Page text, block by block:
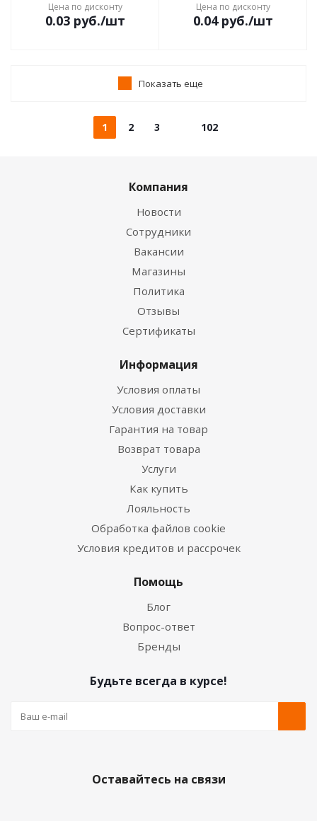
Цена по дисконту
0.03руб./шт
Цена по дисконту
0.04руб./шт
Показать еще
1 2 3 102
Компания
Новости
Сотрудники
Вакансии
Магазины
Политика
Отзывы
Сертификаты
Информация
Условия оплаты
Условия доставки
Гарантия на товар
Возврат товара
Услуги
Как купить
Лояльность
Обработка файлов cookie
Условия кредитов и рассрочек
Помощь
Блог
Вопрос-ответ
Бренды
Будьте всегда в курсе!
Оставайтесь на связи